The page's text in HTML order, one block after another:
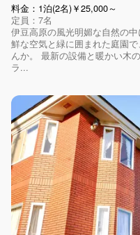
料金：1泊(2名)￥25,000～
定員：7名
伊豆高原の風光明媚な自然の
鮮な空気と緑に囲まれた庭園
んか。 最新の設備と暖かい木
ラ...